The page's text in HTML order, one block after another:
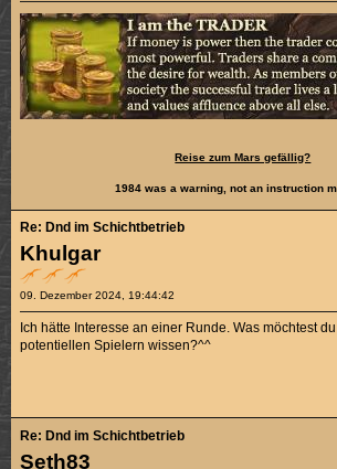
Reise zum Mars gefällig?
1984 was a warning, not an instruction
Khulgar
09. Dezember 2024, 19:44:42
Re: Dnd im Schichtbetrieb
Ich hätte Interesse an einer Runde. Was möchtest
potentiellen Spielern wissen?^^
Seth83
Re: Dnd im Schichtbetrieb